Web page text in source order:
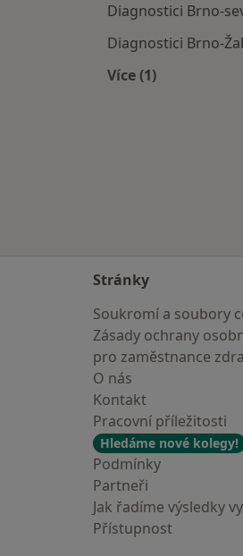
Diagnostici Brno-
Diagnostici Brno-
Více (1)
Stránky
Soukromí a soubory
Zásady ochrany
pro zaměstnance
O nás
Kontakt
Pracovní příležitosti
Hledáme nové kolegy!
Podmínky
Partneři
Jak řadíme výsledky
Přístupnost